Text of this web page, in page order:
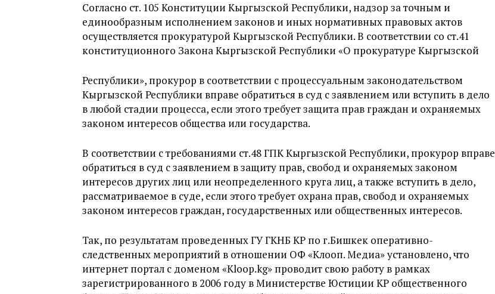
Согласно ст. 105 Конституции Кыргызской Республики, надзор за точным и
единообразным исполнением законов и иных нормативных правовых актов
осуществляется прокуратурой Кыргызской Республики. В соответствии со ст.41
конституционного Закона Кыргызской Республики «O прокуратуре Кыргызской
Республики», прокурор в соответствии с процессуальным законодательством
Кыргызской Республики вправе обратиться в суд с заявлением или вступить в дело
в любой стадии процесса, если этого требует защита прав граждан и охраняемых
законом интересов общества или государства.
В соответствии с требованиями ст.48 ГПК Кыргызской Республики, прокурор вправе
обратиться в суд с заявлением в защиту прав, свобод и охраняемых законом
интересов других лиц или неопределенного круга лиц, а также вступить в дело,
рассматриваемое в суде, если этого требует охрана прав, свобод и охраняемых
законом интересов граждан, государственных или общественных интересов.
Так, по результатам проведенных ГУ ГКНБ КР по г.Бишкек оперативно-
следственных мероприятий в отношении ОФ «Клооп. Медиа» установлено, что
интернет портал с доменом «Kloop.kg» проводит свою работу в рамках
зарегистрированного в 2006 году в Министерстве Юстиции КР общественного